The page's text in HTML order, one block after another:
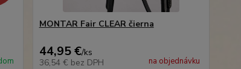
MONTAR Fair CLEAR čierna
44,95 €/ks
36,54 € bez DPH na objednávku